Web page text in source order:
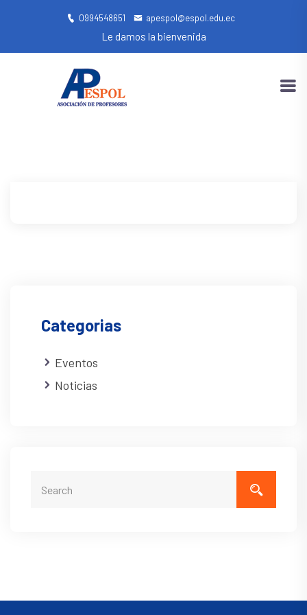
0994548651 apespol@espol.edu.ec
Le damos la bienvenida
Categorias
Eventos
Noticias